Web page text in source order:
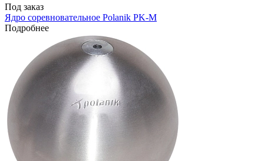
Под заказ
Ядро соревновательное Polanik PK-M
Подробнее